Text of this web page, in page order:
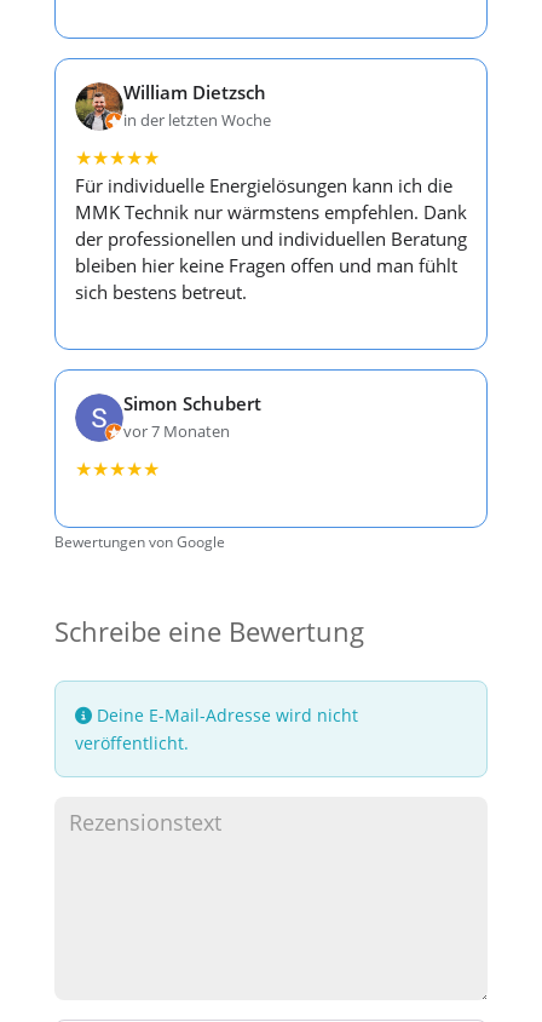
William Dietzsch
in der letzten Woche
★★★★★
Für individuelle Energielösungen kann ich die
MMK Technik nur wärmstens empfehlen. Dank
der professionellen und individuellen Beratung
bleiben hier keine Fragen offen und man fühlt
sich bestens betreut.
Simon Schubert
vor 7 Monaten
★★★★★
Bewertungen von Google
Schreibe eine Bewertung
Deine E-Mail-Adresse wird nicht
veröffentlicht.